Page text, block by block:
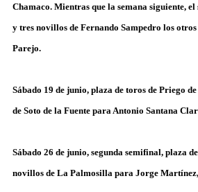
Chamaco. Mientras que la semana siguiente,
y tres novillos de Fernando Sampedro los
Parejo.
Sábado 19 de junio, plaza de toros de Priego
de Soto de la Fuente para Antonio Santana
Sábado 26 de junio, segunda semifinal, plaza
novillos de La Palmosilla para Jorge